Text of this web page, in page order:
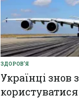
ЗДОРОВ'Я
Українці знов